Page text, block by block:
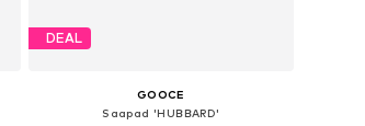
DEAL
GOOCE
Saapad 'HUBBARD'